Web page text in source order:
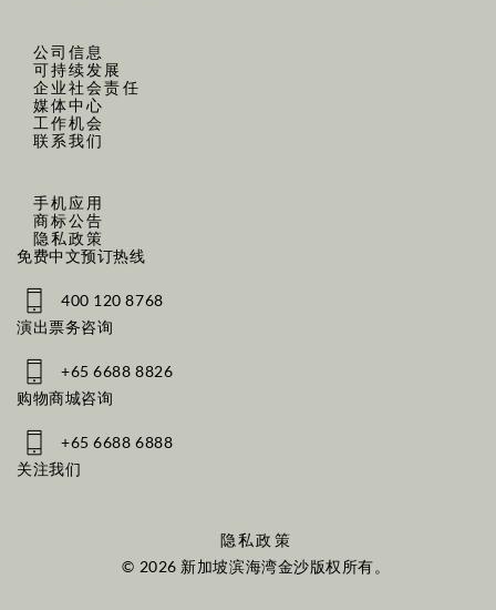
公司信息
可持续发展
企业社会责任
媒体中心
工作机会
联系我们
手机应用
商标公告
隐私政策
免费中文预订热线
400 120 8768
演出票务咨询
+65 6688 8826
购物商城咨询
+65 6688 6888
关注我们
隐私政策
© 2026 新加坡滨海湾金沙版权所有。